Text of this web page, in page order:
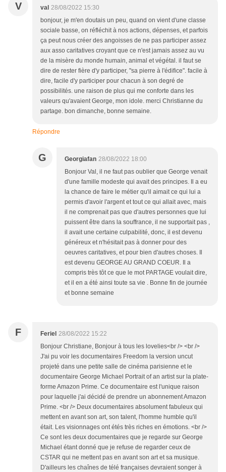
V val 28/08/2022 15:30
bonjour, je m'en doutais un peu, quand on vient d'une classe
sociale basse, on réfléchit à nos actions, dépenses, et parfois
ça peut nous créer des angoisses de ne pas participer assez
aux asso caritatives croyant que ce n'est jamais assez au vu
de la misère du monde humain, animal et végétal. il faut se
dire de rester fière d'y participer, "sa pierre à l'édifice". facile à
dire, facile d'y participer pour chacun à son degré de
possibilités. une raison de plus qui me conforte dans les
valeurs qu'avaient George, mon idole. merci Christianne du
partage. bon dimanche, bonne semaine.
Répondre
G Georgiafan 28/08/2022 18:00
Bonjour Val, il ne faut pas oublier que George venait
d'une famille modeste qui avait des principes. Il a eu
la chance de faire le métier qu'il aimait ce qui lui a
permis d'avoir l'argent et tout ce qui allait avec, mais
il ne comprenait pas que d'autres personnes que lui
puissent être dans la souffrance, il ne supportait pas ,
il avait une certaine culpabilité, donc, il est devenu
généreux et n'hésitait pas à donner pour des
oeuvres caritatives, et pour bien d'autres choses. Il
est devenu GEORGE AU GRAND COEUR. Il a
compris très tôt ce que le mot PARTAGE voulait dire,
et il en a été ainsi toute sa vie . Bonne fin de journée
et bonne semaine
F Feriel 28/08/2022 15:22
Bonjour Christiane, Bonjour à tous les lovelies<br /> <br />
J'ai pu voir les documentaires Freedom la version uncut
projeté dans une petite salle de cinéma parisienne et le
documentaire George Michael Portrait of an artist sur la plate-
forme Amazon Prime. Ce documentaire est l'unique raison
pour laquelle j'ai décidé de prendre un abonnement Amazon
Prime. <br /> Deux documentaires absolument fabuleux qui
mettent en avant son art, son talent, l'homme humble qu'il
était. Les visionnages ont étés très riches en émotions. <br />
Ce sont les deux documentaires que je regarde sur George
Michael étant donné que je refuse de regarder ceux de
CSTAR qui ne mettent pas en avant son art et sa musique.
D'ailleurs les chaînes de télé françaises devraient songer à